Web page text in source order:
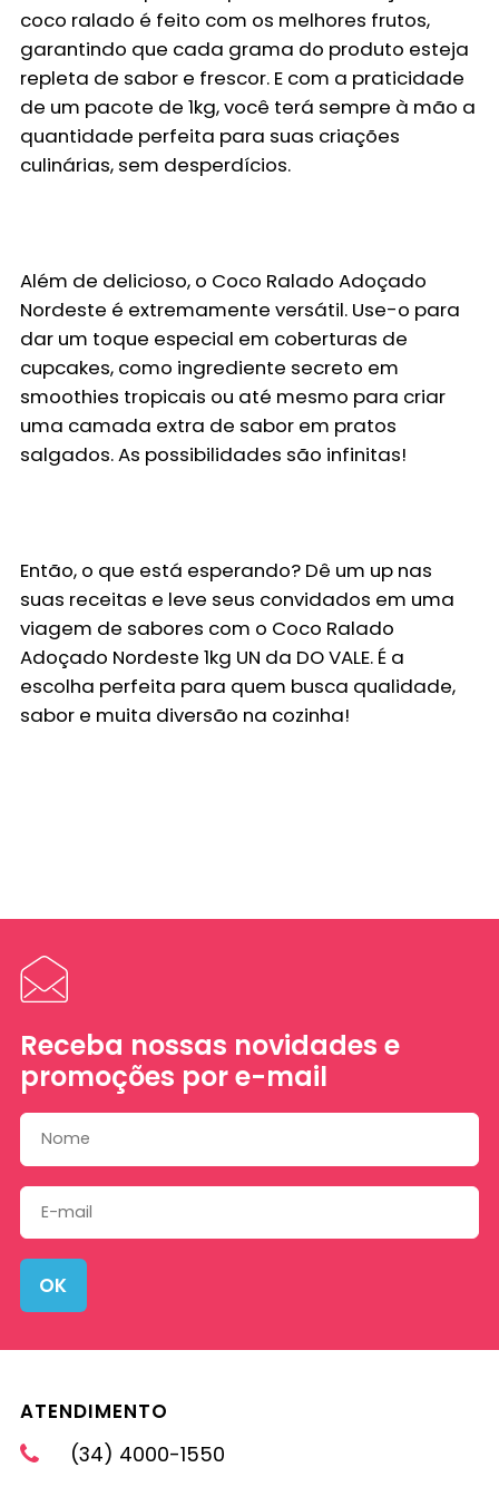
coco ralado é feito com os melhores frutos,
garantindo que cada grama do produto esteja
repleta de sabor e frescor. E com a praticidade
de um pacote de 1kg, você terá sempre à mão a
quantidade perfeita para suas criações
culinárias, sem desperdícios.
Além de delicioso, o Coco Ralado Adoçado
Nordeste é extremamente versátil. Use-o para
dar um toque especial em coberturas de
cupcakes, como ingrediente secreto em
smoothies tropicais ou até mesmo para criar
uma camada extra de sabor em pratos
salgados. As possibilidades são infinitas!
Então, o que está esperando? Dê um up nas
suas receitas e leve seus convidados em uma
viagem de sabores com o Coco Ralado
Adoçado Nordeste 1kg UN da DO VALE. É a
escolha perfeita para quem busca qualidade,
sabor e muita diversão na cozinha!
Receba nossas novidades e
promoções por e-mail
OK
ATENDIMENTO
(34) 4000-1550